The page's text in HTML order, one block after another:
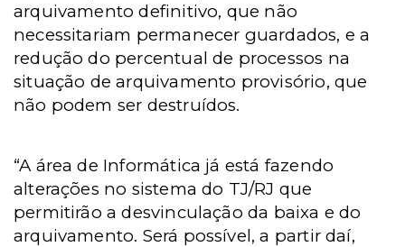
arquivamento definitivo, que não
necessitariam permanecer guardados, e a
redução do percentual de processos na
situação de arquivamento provisório, que
não podem ser destruídos.
“A área de Informática já está fazendo
alterações no sistema do TJ/RJ que
permitirão a desvinculação da baixa e do
arquivamento. Será possível, a partir daí,